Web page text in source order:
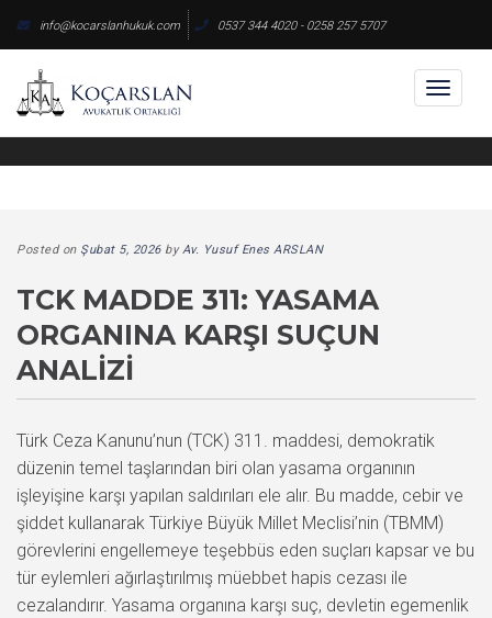
content
info@kocarslanhukuk.com 0537 344 4020 - 0258 257 5707
Posted on Şubat 5, 2026byAv. Yusuf Enes ARSLAN
TCK MADDE 311: YASAMA
ORGANINA KARŞI SUÇUN
ANALIZI
Türk Ceza Kanunu’nun (TCK) 311. maddesi, demokratik
düzenin temel taşlarından biri olan yasama organının
işleyişine karşı yapılan saldırıları ele alır. Bu madde, cebir ve
şiddet kullanarak Türkiye Büyük Millet Meclisi’nin (TBMM)
görevlerini engellemeye teşebbüs eden suçları kapsar ve bu
tür eylemleri ağırlaştırılmış müebbet hapis cezası ile
cezalandırır. Yasama organına karşı suç, devletin egemenlik